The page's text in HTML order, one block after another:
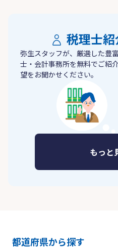
税理士
弥生スタッフが、厳選した豊
士・会計事務所を無料でご紹
望をお聞かせください。
もっと
都道府県から探す